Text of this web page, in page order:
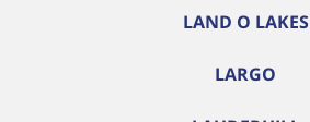
LAND O LAKES
LARGO